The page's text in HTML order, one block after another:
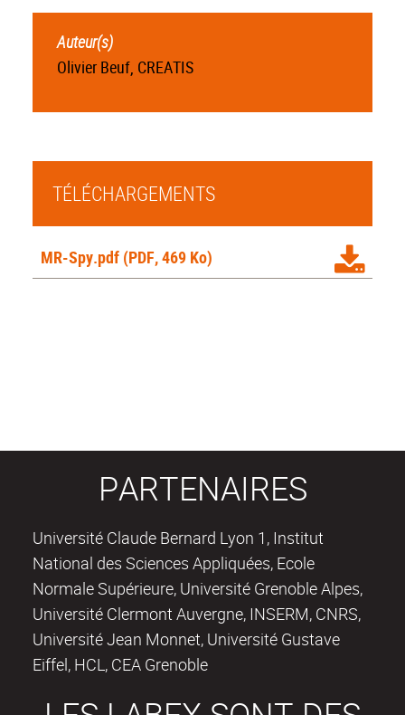
Auteur(s)
Olivier Beuf, CREATIS
TÉLÉCHARGEMENTS
MR-Spy.pdf (PDF, 469 Ko)
PARTENAIRES
Université Claude Bernard Lyon 1, Institut
National des Sciences Appliquées, Ecole
Normale Supérieure, Université Grenoble Alpes,
Université Clermont Auvergne, INSERM, CNRS,
Université Jean Monnet, Université Gustave
Eiffel, HCL, CEA Grenoble